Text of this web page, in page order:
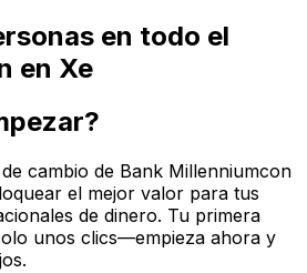
en todo el
en Xe
cambio de Bank Millenniumcon
el mejor valor para tus
de dinero. Tu primera
unos clics—empieza ahora y